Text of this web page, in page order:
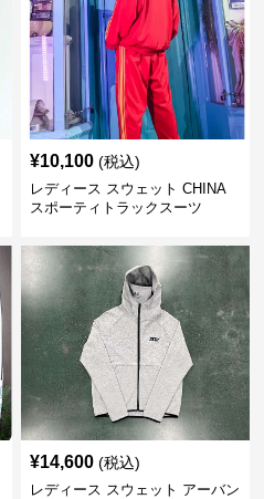
¥10,100 (税込)
レディース スウェット CHINA
スポーティトラックスーツ
¥14,600 (税込)
レディース スウェット アーバン